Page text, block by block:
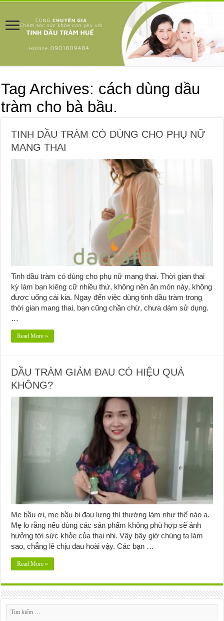
Tag Archives: cách dùng dầu
tràm cho bà bầu.
TINH DẦU TRÀM CÓ DÙNG CHO PHỤ NỮ
MANG THAI
Tinh dầu tràm có dùng cho phụ nữ mang thai. Thời gian thai
kỳ làm bạn kiêng cữ nhiều thứ, không nên ăn món này, không
được uống cái kia. Ngay đến việc dùng tinh dầu tràm trong
thời gian mang thai, bạn cũng chần chừ, chưa dám sử dụng.
…
Read More »
DẦU TRÀM GIẢM ĐAU CÓ HIỆU QUẢ
KHÔNG?
Mẹ bầu ơi, mẹ bầu bị đau lưng thì thường làm như thế nào ạ.
Mẹ lo rằng nếu dùng các sản phẩm không phù hợp sẽ ảnh
hưởng tới sức khỏe của thai nhi. Vậy bây giờ chúng ta làm
sao, chẵng lẽ chịu đau hoài vậy. Các bạn …
Read More »